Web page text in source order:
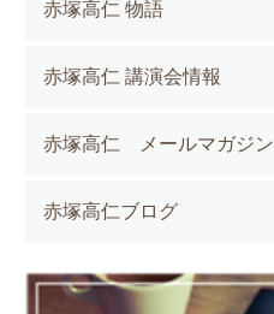
赤塚高仁 物語
赤塚高仁 講演会情報
赤塚高仁 メールマガジン
赤塚高仁ブログ